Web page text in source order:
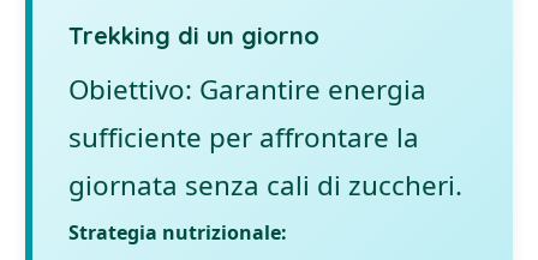
Trekking di un giorno
Obiettivo: Garantire energia
sufficiente per affrontare la
giornata senza cali di zuccheri.
Strategia nutrizionale: